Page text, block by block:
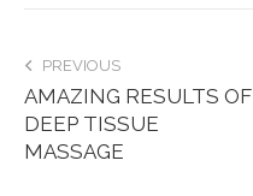
PREVIOUS
AMAZING RESULTS OF
DEEP TISSUE
MASSAGE